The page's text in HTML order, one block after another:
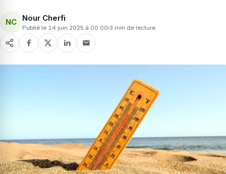
NC Nour Cherfi
Publié le 14 juin 2025 à 00:00 3 min de lecture